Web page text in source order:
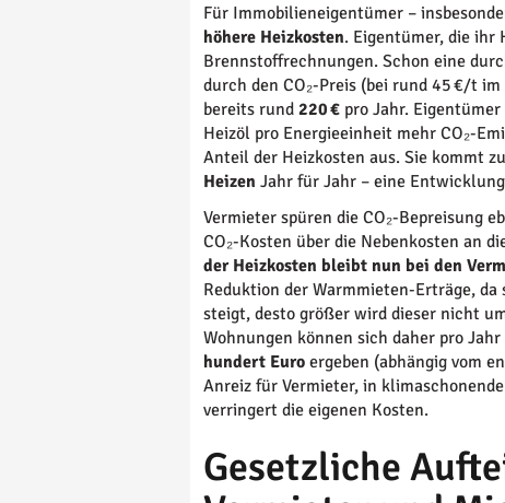
Für Immobilieneigentümer –
höhere Heizkosten. Eigentümer, die ihr
Brennstoffrechnungen. Schon eine
durch den CO₂-Preis (bei rund 45 €/t
bereits rund220 € pro Jahr.
Heizöl pro Energieeinheit mehr CO₂-
Anteil der Heizkosten aus. Sie kommt
Heizen Jahr für Jahr – eine
Vermieter spüren die CO₂-Bepreisung
CO₂-Kosten über die Nebenkosten an
der Heizkosten bleibt nun bei den
Reduktion der Warmmieten-Erträge,
steigt, desto größer wird dieser nicht
Wohnungen können sich daher pro Jahr
hundert Euro ergeben (abhängig vom
Anreiz für Vermieter, in
verringert die eigenen Kosten.
Gesetzliche